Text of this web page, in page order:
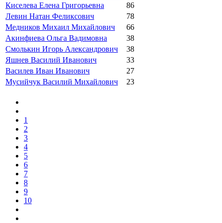
Киселева Елена Григорьевна
86
Левин Натан Феликсович
78
Медников Михаил Михайлович
66
Акинфиева Ольга Вадимовна
38
Смолькин Игорь Александрович
38
Яшнев Василий Иванович
33
Василев Иван Иванович
27
Мусийчук Василий Михайлович
23
1
2
3
4
5
6
7
8
9
10